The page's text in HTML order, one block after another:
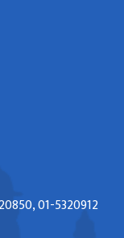
01-5320912